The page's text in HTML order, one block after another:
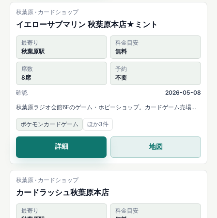
秋葉原 · カードショップ
イエローサブマリン 秋葉原本店★ミント
最寄り
秋葉原駅
料金目安
無料
席数
8席
予約
不要
確認
2026-05-08
秋葉原ラジオ会館6Fのゲーム・ホビーショップ。カードゲーム売場と
対戦席の利用候補です。
ポケモンカードゲーム
ほか3件
詳細 地図
秋葉原 · カードショップ
カードラッシュ秋葉原本店
最寄り
料金目安